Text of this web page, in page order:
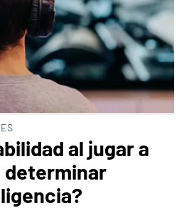
al jugar a
determinar